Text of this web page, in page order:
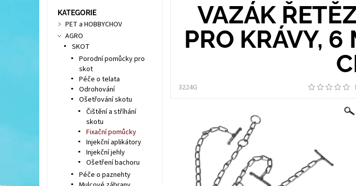
VAZÁK
PRO KRÁVY,
3224G
KATEGORIE
PET a HOBBYCHOV
AGRO
SKOT
Porodní pomůcky pro
skot
Péče o telata
Odrohování
Ošetřování skotu
Čištění a stříhání
skotu
Fixační pomůcky
Injekční aplikátory
Injekční jehly
Ošetření bachoru
Péče o paznehty